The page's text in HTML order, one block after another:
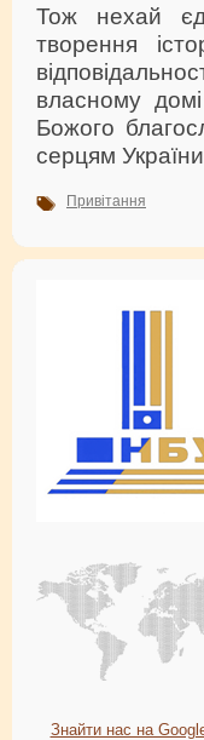
Тож нехай
творення
власному
Божого
серцям
Привітання
Знайти нас на